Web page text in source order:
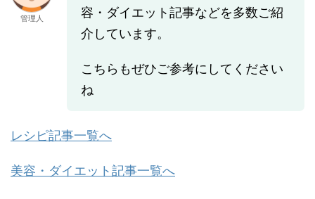
管理人
容・ダイエット記事などを多数ご紹
介しています。
こちらもぜひご参考にしてください
ね
レシピ記事一覧へ
美容・ダイエット記事一覧へ